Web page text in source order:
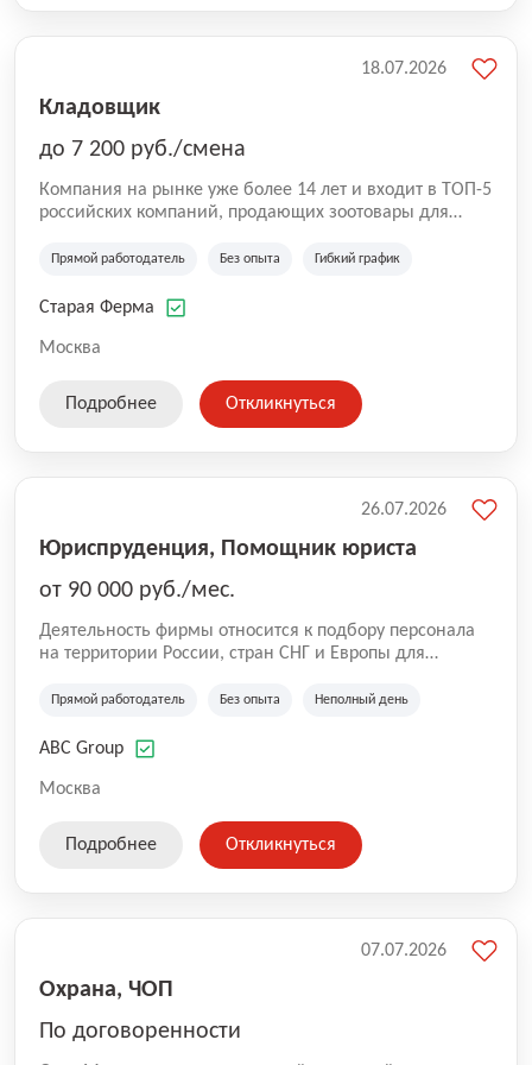
Кладовщик
до 7 200 руб./смена
Компания на рынке уже более 14 лет и входит в ТОП-5
российских компаний, продающих зоотовары для
компания владеет 5 розничными магазинами, а также
России (Wildberries, Ozon, Яндекс. Маркет и
на глобальной доставке товаров по всей территории
SKU, премиальные бренды кормов и собственные
Прямой работодатель Без опыта Гибкий график
Старая Ферма
Москва
18.07.2026
Подробнее Откликнуться
Юриспруденция, Помощник юриста
от 90 000 руб./мес.
Деятельность фирмы относится к подбору персонала
на территории России, стран СНГ и Европы для
культуре и развлечениям, информационным
Прямой работодатель Без опыта Неполный день
ABC Group
Москва
26.07.2026
Подробнее Откликнуться
Охрана, ЧОП
По договоренности
07.07.2026